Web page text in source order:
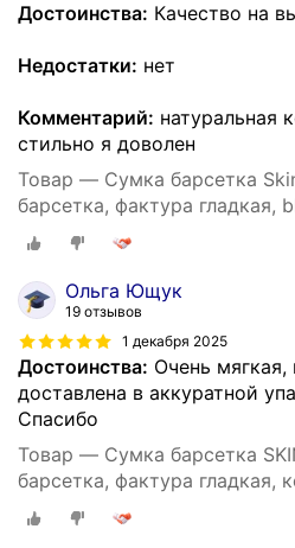
Достоинства: Качество на
Недостатки: нет
Комментарий: натуральная
стильно я доволен
Товар — Сумка барсетка
барсетка, фактура гладкая,
Ольга Ющук
19 отзывов
1 декабря 2025
Достоинства: Очень мягкая,
доставлена в аккуратной
Спасибо
Товар — Сумка барсетка
барсетка, фактура гладкая,